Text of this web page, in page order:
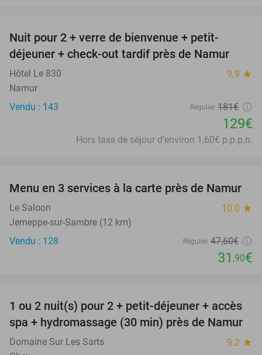
Nuit pour 2 + verre de bienvenue + petit-
déjeuner + check-out tardif près de Namur
Hôtel Le 830 9.9 star
Namur
Vendu : 143
Régulier 181€
129€
Hors taxe de séjour d'environ 1,60€ p.p.p.n.
33%
Menu en 3 services à la carte près de Namur
Le Saloon 10.0 star
Jemeppe-sur-Sambre (12 km)
Vendu : 128
Régulier 47,60€
31 ,90€
30%
1 ou 2 nuit(s) pour 2 + petit-déjeuner + accès
spa + hydromassage (30 min) près de Namur
Domaine Sur Les Sarts 9.2 star